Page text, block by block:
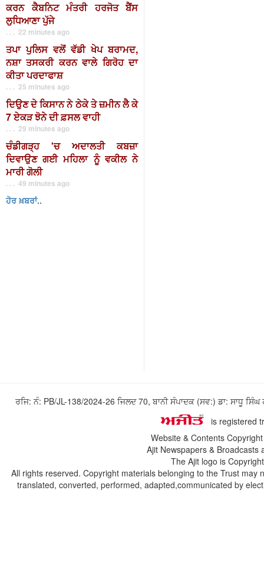
ਕਰਨ ਕੈਬਨਿਟ ਮੰਤਰੀ ਹਰਜੋਤ ਬੈਂਸ
ਲੁਧਿਆਣਾ ਪੁੱਜੇ
. . . 22 minutes ago
ਤਪਾ ਪੁਲਿਸ ਵਲੋਂ ਵੱਡੀ ਖੇਪ ਬਰਾਮਦ,
ਨਸ਼ਾ ਤਸਕਰੀ ਕਰਨ ਵਾਲੇ ਗਿਰੋਹ ਦਾ
ਕੀਤਾ ਪਰਦਾਫਾਸ਼
. . . 25 minutes ago
ਦਿਉਣ ਦੇ ਕਿਸਾਨ ਨੇ ਠੇਕੇ ਤੇ ਜ਼ਮੀਨ ਲੈ ਕੇ
7 ਏਕੜ ਝੋਨੇ ਦੀ ਫ਼ਸਲ ਵਾਹੀ
. . . 29 minutes ago
ਚੰਡੀਗੜ੍ਹ 'ਚ ਅਦਾਲਤੀ ਕਬਜ਼ਾ
ਦਿਵਾਉਣ ਗਈ ਮਹਿਲਾ ਨੂੰ ਵਕੀਲ ਨੇ
ਮਾਰੀ ਗੋਲੀ
. . . 49 minutes ago
ਹੋਰ ਖ਼ਬਰਾਂ..
ਰਜਿ: ਨੰ: PB/JL-138/2024-26 ਜਿਲਦ 70, ਬਾਨੀ ਸੰਪਾਦਕ (ਸਵ:) ਡਾ: ਸਾਧੂ
is registered
Website & Contents
Ajit Newspapers &
The Ajit logo is
All rights reserved. Copyright materials belonging to the Trust
translated, converted, performed, adapted,communicated by